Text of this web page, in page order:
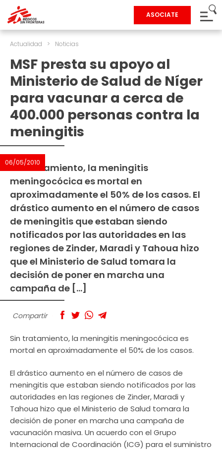
ASOCIATE
Actualidad > Noticias
MSF presta su apoyo al
Ministerio de Salud de Níger
para vacunar a cerca de
400.000 personas contra la
meningitis
06/05/2010
Sin tratamiento, la meningitis
meningocócica es mortal en
aproximadamente el 50% de los casos. El
drástico aumento en el número de casos
de meningitis que estaban siendo
notificados por las autoridades en las
regiones de Zinder, Maradi y Tahoua hizo
que el Ministerio de Salud tomara la
decisión de poner en marcha una
campaña de […]
Compartir
Sin tratamiento, la meningitis meningocócica es
mortal en aproximadamente el 50% de los casos.
El drástico aumento en el número de casos de
meningitis que estaban siendo notificados por las
autoridades en las regiones de Zinder, Maradi y
Tahoua hizo que el Ministerio de Salud tomara la
decisión de poner en marcha una campaña de
vacunación masiva. Un acuerdo con el Grupo
Internacional de Coordinación (ICG) para el suministro